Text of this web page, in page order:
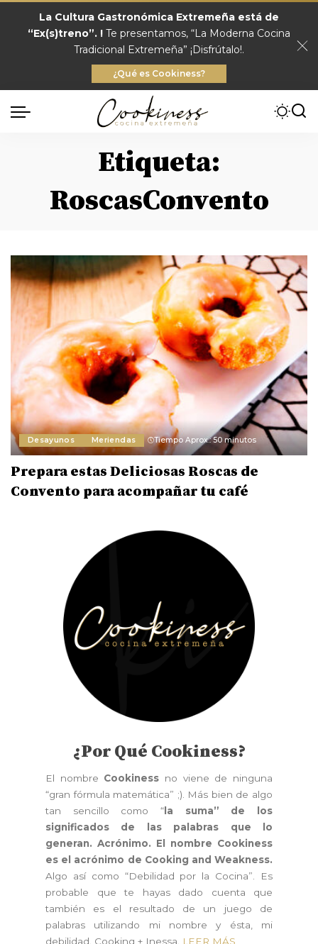
La Cultura Gastronómica Extremeña está de
“Ex(s)treno”. ! Te presentamos, “La Moderna Cocina
Tradicional Extremeña” ¡Disfrútalo!.
¿Qué es Cookiness?
Etiqueta:
RoscasConvento
Desayunos Meriendas Tiempo Aprox.: 50 minutos
Prepara estas Deliciosas Roscas de
Convento para acompañar tu café
¿Por Qué Cookiness?
El nombre Cookiness no viene de ninguna
“gran fórmula matemática” ;). Más bien de algo
tan sencillo como “ la suma” de los
significados de las palabras que lo
generan. Acrónimo. El nombre Cookiness
es el acrónimo de Cooking and Weakness.
Algo así como “Debilidad por la Cocina”. Es
probable que te hayas dado cuenta que
también es el resultado de un juego de
palabras utilizando mi nombre y ésta, mi
debilidad. Cooking + Inessa. LEER MÁS